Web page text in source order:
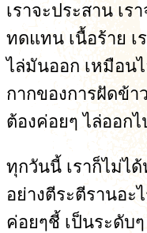
เราจะประสาน เร
ทดแทน เนื้อร้าย เ
ไล่มันออก เหมือน
กากของการฝัดข้า
ต้องค่อยๆ ไล่ออกไ
ทุกวันนี้ เราก็ไม่ไ
อย่างตีระตีรานอะ
ค่อยๆชี้ เป็นระดับๆ